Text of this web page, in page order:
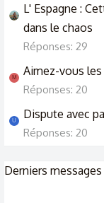
L' Espagne :
dans le chaos
Réponses: 29
M Aimez-vous les
Réponses: 20
U Dispute avec
Réponses: 20
Derniers messages